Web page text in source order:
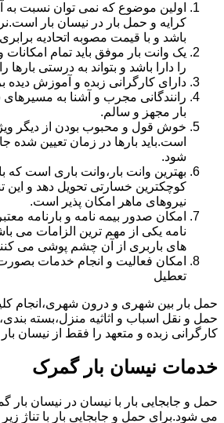
اولین موضوع که نمی توان نسبت به
کرایه و حمل بار در نیسان بار
باشد و با قیمت مصوبه اتحادیه
یک وانت بار موفق باید تمام
را دارا باشد و بتواند به درستی بارها
دارای کارگرانی زبده و آموزش دیده
رانندگانی مجرب و آشنا به
بار مجهز و سالم.
خوش قول و محبوب بودن از دیگر
است.باید بارها در زمان تعیین شده
شود.
بهترین وانت بار،وانت باری است که
کوچکترین خسارتی تحویل دهد و این
نیروهای ماهر امکان پذیر است.
امکان صدور بیمه نامه و بارنامه
نامه یکی از مهم ترین الزامات می
های باربری از آن چشم پوشی می
تعطیل
حمل بار بین شهری و درون شهری،انجام
حمل و نقل اسباب و اثاثیه منزل،بسته
کارگرانی زبده و متعهد را فقط از نیسان
خدمات نیسان بار گمرک
حمل و جابجایی بار با نیسان در نیسان بار